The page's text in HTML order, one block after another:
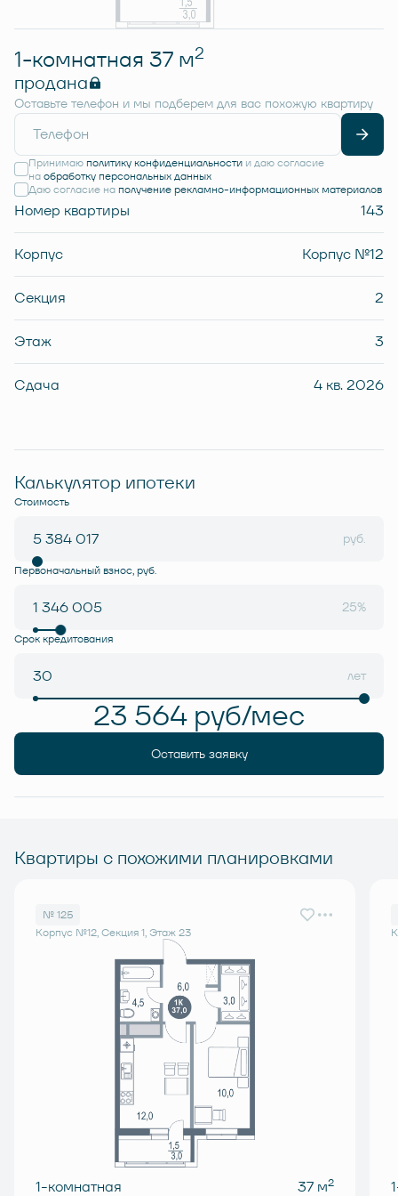
1-комнатная 37 м2
продана
Оставьте телефон и мы подберем для вас похожую квартиру
Принимаю политику конфиденциальностии даю согласие
на обработку персональных данных
Даю согласие на получение рекламно-информационных материалов
Номер квартиры 143
Корпус Корпус №12
Секция 2
Этаж 3
Сдача 4 кв. 2026
Калькулятор ипотеки
Стоимость
руб.
Первоначальный взнос, руб.
25%
Срок кредитования
лет
23 564 руб/мес
Оставить заявку
Квартиры с похожими планировками
№ 125
Корпус №12, Секция 1, Этаж 23
1-комнатная 37 м2